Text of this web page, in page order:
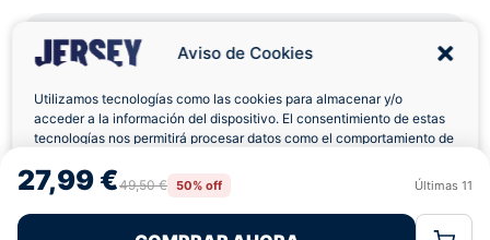
Aviso de Cookies
Utilizamos tecnologías como las cookies para almacenar y/o
acceder a la información del dispositivo. El consentimiento de estas
tecnologías nos permitirá procesar datos como el comportamiento de
retirar el consentimiento, puede afectar negativamente a ciertas
características y funciones.
Rechazar
27,99 €49,50 € 50% off Últimas 11
Envíos a Domicilio Devolución 7 Días